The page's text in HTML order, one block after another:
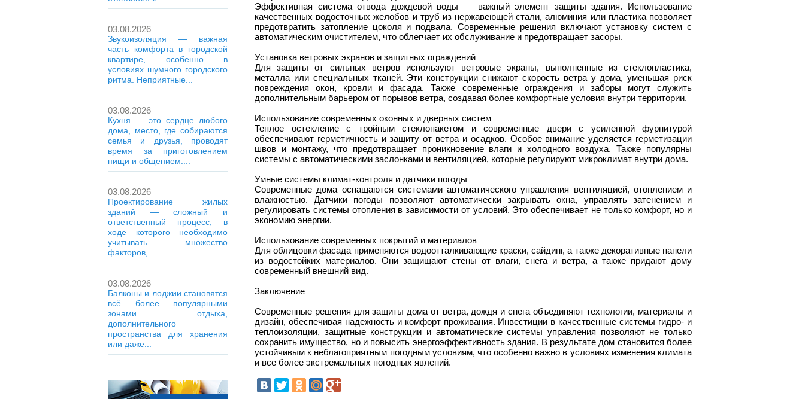
03.08.2026
Звукоизоляция — важная
часть комфорта в городской
квартире, особенно в
условиях шумного городского
ритма. Неприятные...
03.08.2026
Кухня — это сердце любого
дома, место, где собираются
семья и друзья, проводят
время за приготовлением
пищи и общением....
03.08.2026
Проектирование жилых
зданий — сложный и
ответственный процесс, в
ходе которого необходимо
учитывать множество
факторов,...
03.08.2026
Балконы и лоджии становятся
всё более популярными
зонами отдыха,
дополнительного
пространства для хранения
или даже...
Эффективная система отвода дождевой воды — важный элемент защиты здания. Использование
качественных водосточных желобов и труб из нержавеющей стали, алюминия или пластика позволяет
предотвратить затопление цоколя и подвала. Современные решения включают установку систем с
автоматическим очистителем, что облегчает их обслуживание и предотвращает засоры.
Установка ветровых экранов и защитных ограждений
Для защиты от сильных ветров используют ветровые экраны, выполненные из стеклопластика,
металла или специальных тканей. Эти конструкции снижают скорость ветра у дома, уменьшая риск
повреждения окон, кровли и фасада. Также современные ограждения и заборы могут служить
дополнительным барьером от порывов ветра, создавая более комфортные условия внутри территории.
Использование современных оконных и дверных систем
Теплое остекление с тройным стеклопакетом и современные двери с усиленной фурнитурой
обеспечивают герметичность и защиту от ветра и осадков. Особое внимание уделяется герметизации
швов и монтажу, что предотвращает проникновение влаги и холодного воздуха. Также популярны
системы с автоматическими заслонками и вентиляцией, которые регулируют микроклимат внутри дома.
Умные системы климат-контроля и датчики погоды
Современные дома оснащаются системами автоматического управления вентиляцией, отоплением и
влажностью. Датчики погоды позволяют автоматически закрывать окна, управлять затенением и
регулировать системы отопления в зависимости от условий. Это обеспечивает не только комфорт, но и
экономию энергии.
Использование современных покрытий и материалов
Для облицовки фасада применяются водоотталкивающие краски, сайдинг, а также декоративные панели
из водостойких материалов. Они защищают стены от влаги, снега и ветра, а также придают дому
современный внешний вид.
Заключение
Современные решения для защиты дома от ветра, дождя и снега объединяют технологии, материалы и
дизайн, обеспечивая надежность и комфорт проживания. Инвестиции в качественные системы гидро- и
теплоизоляции, защитные конструкции и автоматические системы управления позволяют не только
сохранить имущество, но и повысить энергоэффективность здания. В результате дом становится более
устойчивым к неблагоприятным погодным условиям, что особенно важно в условиях изменения климата
и все более экстремальных погодных явлений.